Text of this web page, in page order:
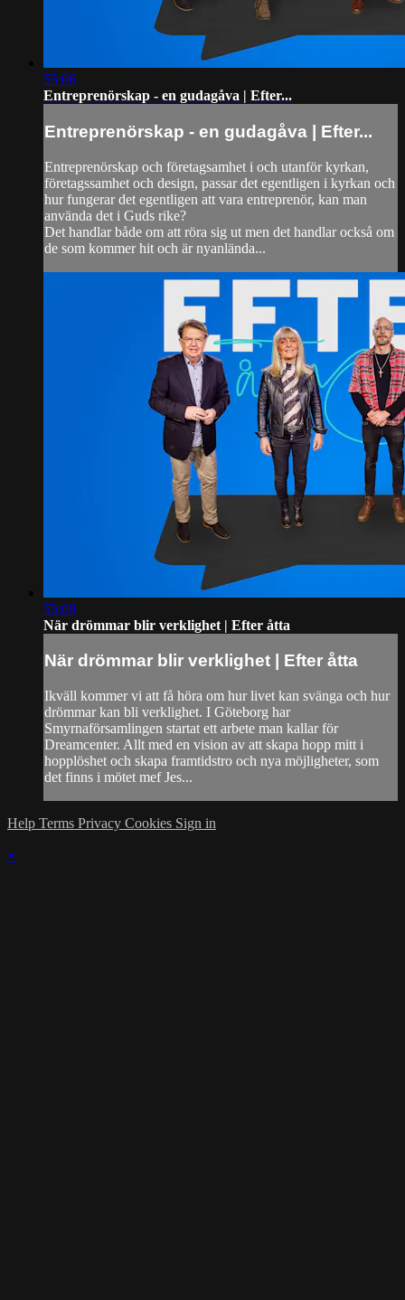
55:06
Entreprenörskap - en gudagåva | Efter...
Entreprenörskap - en gudagåva | Efter...
Entreprenörskap och företagsamhet i och utanför kyrkan,
företagssamhet och design, passar det egentligen i kyrkan och
hur fungerar det egentligen att vara entreprenör, kan man
använda det i Guds rike?
Det handlar både om att röra sig ut men det handlar också om
de som kommer hit och är nyanlända...
55:09
När drömmar blir verklighet | Efter åtta
När drömmar blir verklighet | Efter åtta
Ikväll kommer vi att få höra om hur livet kan svänga och hur
drömmar kan bli verklighet. I Göteborg har
Smyrnaförsamlingen startat ett arbete man kallar för
Dreamcenter. Allt med en vision av att skapa hopp mitt i
hopplöshet och skapa framtidstro och nya möjligheter, som
det finns i mötet mef Jes...
Help Terms Privacy Cookies Sign in
×